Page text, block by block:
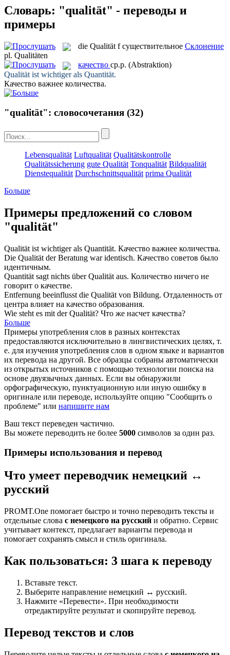
Словарь: "qualität" - переводы и
примеры
die Qualität f существительное Склонение
pl. Qualitäten
качество ср.р. (Abstraktion)
Qualität ist wichtiger als Quantität.
Качество важнее количества.
"qualität": словосочетания (32)
Lebensqualität Luftqualität Qualitätskontrolle
Qualitätssicherung gute Qualität Tonqualität Bildqualität
Dienstequalität Durchschnittsqualität prima Qualität
Больше
Примеры предложений со словом
"qualität"
Qualität ist wichtiger als Quantität. Качество важнее количества.
Die Qualität der Beratung war identisch. Качество советов было
идентичным.
Quantität sagt nichts überQualität aus. Количество ничего не
говорит о качестве.
Entfernung beeinflusst die Qualität von Bildung. Отдаленность от
центра влияет на качество образования.
Wie steht es mit derQualität? Что же насчет качества?
Больше
Примеры употребления слов в разных контекстах
предоставляются исключительно в лингвистических целях, т.
е. для изучения употребления слов в одном языке и вариантов
их перевода на другой. Все образцы собраны автоматически
из открытых источников с помощью технологии поиска на
основе двуязычных данных. Если вы обнаружили
орфографическую, пунктуационную или иную ошибку в
оригинале или переводе, используйте опцию "Сообщить о
проблеме" или напишите нам
Ваш текст переведен частично.
Вы можете переводить не более 5000 символов за один раз.
Примеры использования и перевод
Что умеет переводчик немецкий ↔
русский
PROMT.One помогает быстро и точно переводить тексты и
отдельные слова с немецкого на русский и обратно. Сервис
учитывает контекст, предлагает варианты перевода и
помогает сохранять смысл и стиль оригинала.
Как пользоваться: 3 шага к переводу
Вставьте текст.
Выберите направление немецкий ↔ русский.
Нажмите «Перевести». При необходимости
отредактируйте результат и скопируйте перевод.
Перевод текстов и слов